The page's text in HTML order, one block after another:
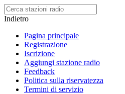
Indietro
Pagina principale
Registrazione
Iscrizione
Aggiungi stazione radio
Feedback
Politica sulla riservatezza
Termini di servizio